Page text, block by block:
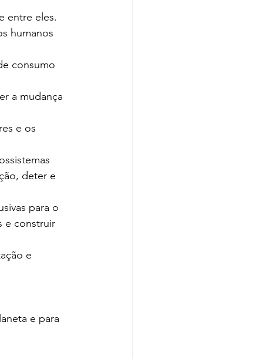
entre eles.
humanos
consumo
a mudança
e os
deter e
para o
e construir
e
e para